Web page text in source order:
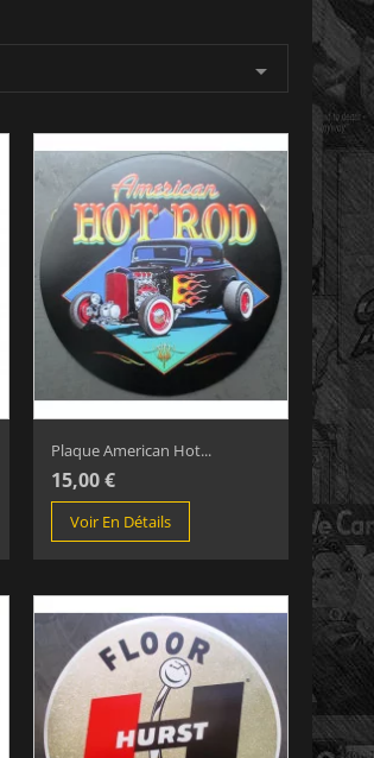

Plaque American Hot...
15,00 €
Voir En Détails